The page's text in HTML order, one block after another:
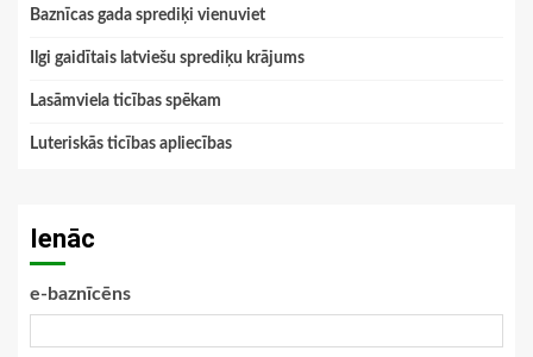
Baznīcas gada sprediķi vienuviet
Ilgi gaidītais latviešu sprediķu krājums
Lasāmviela ticības spēkam
Luteriskās ticības apliecības
Ienāc
e-baznīcēns